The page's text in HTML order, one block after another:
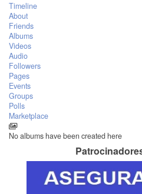
Timeline
About
Friends
Albums
Videos
Audio
Followers
Pages
Events
Groups
Polls
Marketplace
No albums have been created here